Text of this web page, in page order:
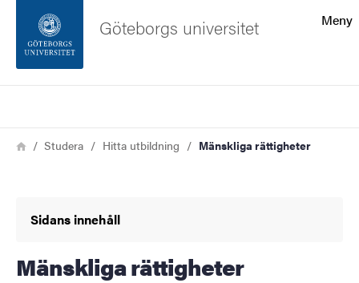
Sidfoten
Meny
Göteborgs universitet
Länkstig
HemStudera Hitta utbildning Mänskliga rättigheter
Sidans innehåll
Mänskliga rättigheter